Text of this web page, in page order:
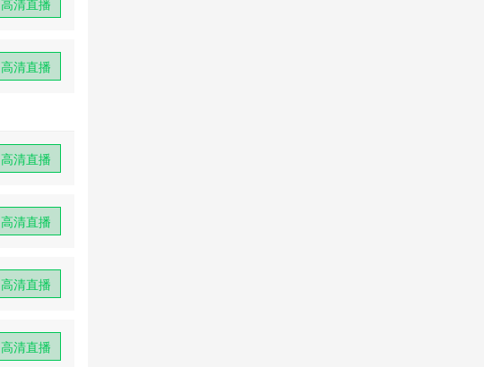
高清直播
高清直播
高清直播
高清直播
高清直播
高清直播